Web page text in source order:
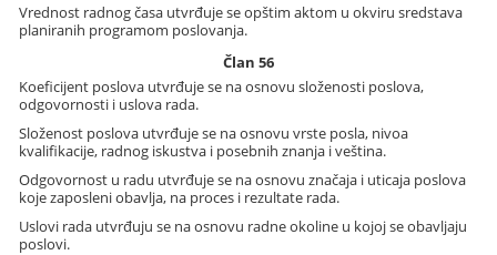
Vrednost radnog časa utvrđuje se opštim aktom u okviru sredstava
planiranih programom poslovanja.
Član 56
Koeficijent poslova utvrđuje se na osnovu složenosti poslova,
odgovornosti i uslova rada.
Složenost poslova utvrđuje se na osnovu vrste posla, nivoa
kvalifikacije, radnog iskustva i posebnih znanja i veština.
Odgovornost u radu utvrđuje se na osnovu značaja i uticaja poslova
koje zaposleni obavlja, na proces i rezultate rada.
Uslovi rada utvrđuju se na osnovu radne okoline u kojoj se obavljaju
poslovi.